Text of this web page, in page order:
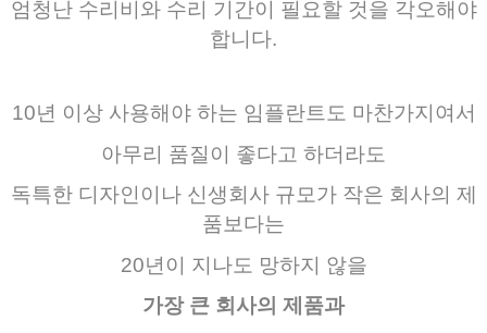
엄청난 수리비와 수리 기간이
필요할 것을 각오해야
합니다.
10년 이상 사용해야 하는 임플란트도 마찬가지여서
아무리 품질이 좋다고 하더라도
독특한 디자인이나 신생회사 규모가 작은 회사의 제
품보다는
20년이 지나도 망하지 않을
가장 큰 회사의 제품과